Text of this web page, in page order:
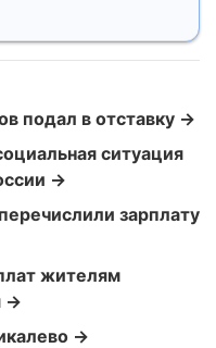
подал в отставку →
ситуация
→
зарплату
жителям
→
→